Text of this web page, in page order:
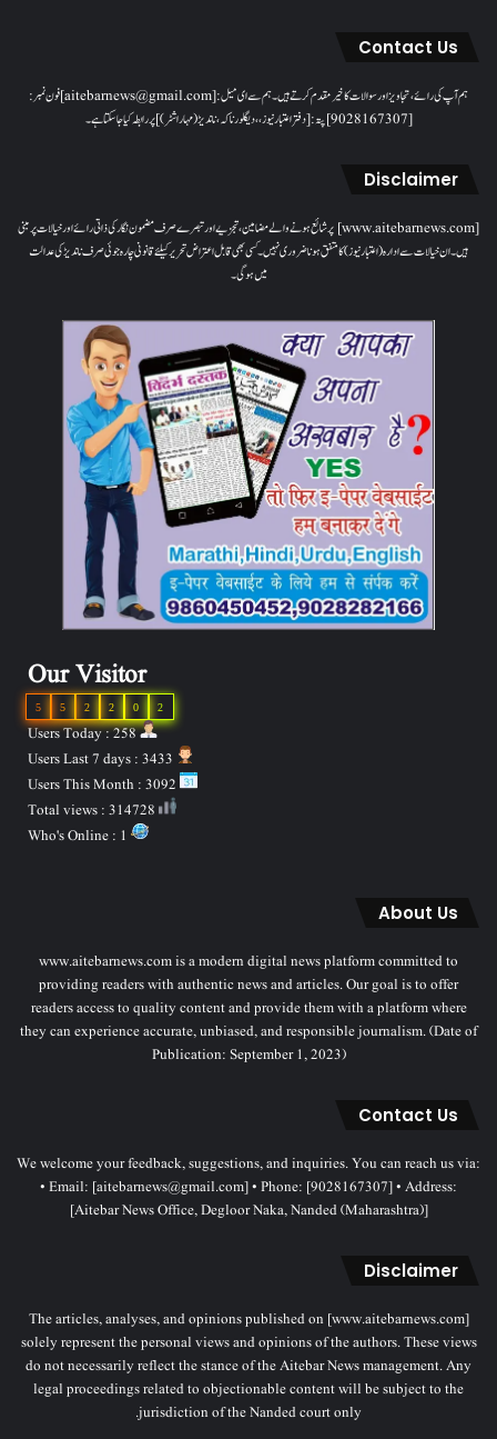
Contact Us
ہم آپ کی رائے، تجاویز اور سوالات کا خیرمقدم کرتے ہیں۔ ہم سےای میل: [aitebarnews@gmail.com]فون نمبر:
[9028167307]پتہ: [دفتر اعتبار نیوز، ، دیگلور ناکہ، ناندیڑ(مہاراشٹر) ] پر رابطہ کیا جاسکتا ہے۔
Disclaimer
[www.aitebarnews.com] پر شائع ہونے والے مضامین، تجزیے اور تبصرے صرف مضمون نگار کی ذاتی رائے اور خیالات پر مبنی
ہیں۔ ان خیالات سے ادارہ (اعتبار نیوز) کا متفق ہونا ضروری نہیں۔ کسی بھی قابل اعتراض تحریر کیلئے قانونی چارہ جوئی صرف ناندیڑ کی عدالت
میں ہوگی۔
Our Visitor
2
0
2
2
5
5
Users Today : 258
About Us
www.aitebarnews.com is a modern digital news platform committed to
providing readers with authentic news and articles. Our goal is to offer
readers access to quality content and provide them with a platform where
they can experience accurate, unbiased, and responsible journalism. (Date of
Publication: September 1, 2023)
Contact Us
We welcome your feedback, suggestions, and inquiries. You can reach us via:
• Email: [aitebarnews@gmail.com] • Phone: [9028167307] • Address:
[Aitebar News Office, Degloor Naka, Nanded (Maharashtra)]
Disclaimer
The articles, analyses, and opinions published on [www.aitebarnews.com]
solely represent the personal views and opinions of the authors. These views
do not necessarily reflect the stance of the Aitebar News management. Any
legal proceedings related to objectionable content will be subject to the
jurisdiction of the Nanded court only.